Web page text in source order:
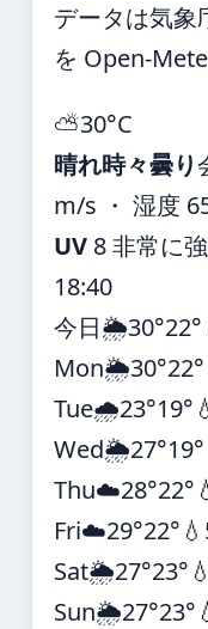
データは気象
を Open-
⛅30°C
晴れ時々曇り
m/s ・ 湿度
UV 8 非常に
18:40
今日🌦️30°22°
Mon🌦️30°22°
Tue🌧️23°19°
Wed🌦️27°19°
Thu☁️28°22°
Fri☁️29°22°
Sat🌦️27°23°
Sun🌦️27°23°